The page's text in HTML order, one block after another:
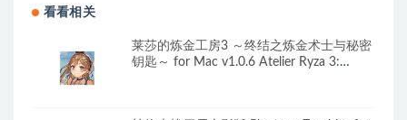
看看相关
莱莎的炼金工房3 ～终结之炼金术士与秘密
钥匙～ for Mac v1.0.6 Atelier Ryza 3: